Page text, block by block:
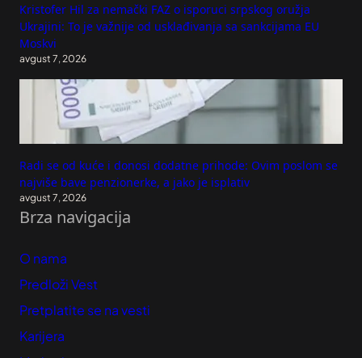
Kristofer Hil za nemački FAZ o isporuci srpskog oružja
Ukrajini: To je važnije od usklađivanja sa sankcijama EU
Moskvi
avgust 7, 2026
Radi se od kuće i donosi dodatne prihode: Ovim poslom se
najviše bave penzionerke, a jako je isplativ
avgust 7, 2026
Brza navigacija
O nama
Predloži Vest
Pretplatite se na vesti
Karijera